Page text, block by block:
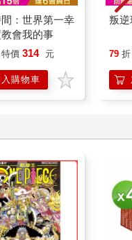
：世界第一幸
會我的事
特價 314 元
入購物車
叛逆
79 折